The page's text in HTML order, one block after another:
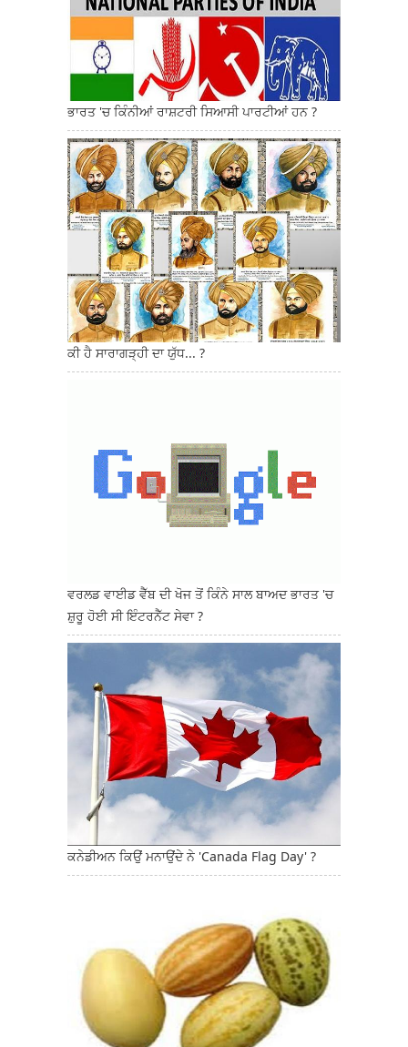
ਭਾਰਤ 'ਚ ਕਿੰਨੀਆਂ ਰਾਸ਼ਟਰੀ ਸਿਆਸੀ ਪਾਰਟੀਆਂ ਹਨ ?
ਕੀ ਹੈ ਸਾਰਾਗੜ੍ਹੀ ਦਾ ਯੁੱਧ... ?
ਵਰਲਡ ਵਾਈਡ ਵੈੱਬ ਦੀ ਖੋਜ ਤੋਂ ਕਿੰਨੇ ਸਾਲ ਬਾਅਦ ਭਾਰਤ 'ਚ
ਸ਼ੁਰੂ ਹੋਈ ਸੀ ਇੰਟਰਨੈੱਟ ਸੇਵਾ ?
ਕਨੇਡੀਅਨ ਕਿਉਂ ਮਨਾਉਂਦੇ ਨੇ 'Canada Flag Day' ?